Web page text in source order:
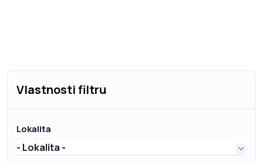
Vlastnosti filtru
Lokalita
- Lokalita -